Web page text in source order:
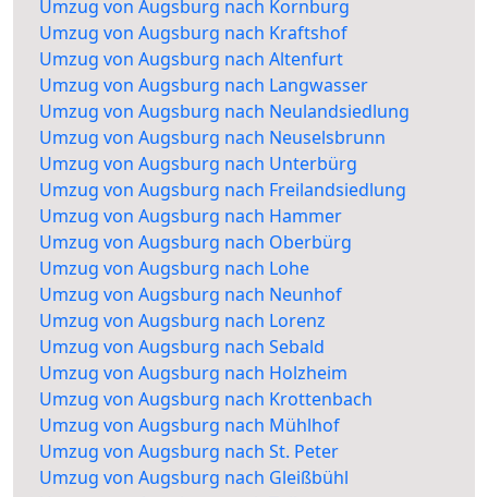
Umzug von Augsburg nach Kornburg
Umzug von Augsburg nach Kraftshof
Umzug von Augsburg nach Altenfurt
Umzug von Augsburg nach Langwasser
Umzug von Augsburg nach Neulandsiedlung
Umzug von Augsburg nach Neuselsbrunn
Umzug von Augsburg nach Unterbürg
Umzug von Augsburg nach Freilandsiedlung
Umzug von Augsburg nach Hammer
Umzug von Augsburg nach Oberbürg
Umzug von Augsburg nach Lohe
Umzug von Augsburg nach Neunhof
Umzug von Augsburg nach Lorenz
Umzug von Augsburg nach Sebald
Umzug von Augsburg nach Holzheim
Umzug von Augsburg nach Krottenbach
Umzug von Augsburg nach Mühlhof
Umzug von Augsburg nach St. Peter
Umzug von Augsburg nach Gleißbühl